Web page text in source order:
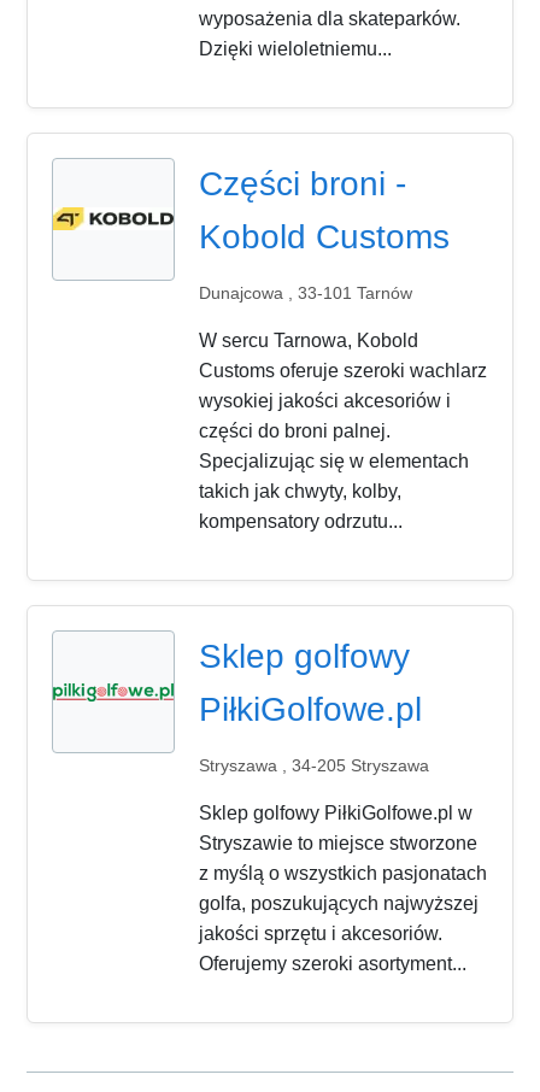
wyposażenia dla skateparków.
Dzięki wieloletniemu...
Części broni -
Kobold Customs
Dunajcowa , 33-101 Tarnów
W sercu Tarnowa, Kobold
Customs oferuje szeroki wachlarz
wysokiej jakości akcesoriów i
części do broni palnej.
Specjalizując się w elementach
takich jak chwyty, kolby,
kompensatory odrzutu...
Sklep golfowy
PiłkiGolfowe.pl
Stryszawa , 34-205 Stryszawa
Sklep golfowy PiłkiGolfowe.pl w
Stryszawie to miejsce stworzone
z myślą o wszystkich pasjonatach
golfa, poszukujących najwyższej
jakości sprzętu i akcesoriów.
Oferujemy szeroki asortyment...